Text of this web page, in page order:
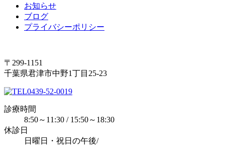
お知らせ
ブログ
プライバシーポリシー
〒299-1151
千葉県君津市中野1丁目25‐23
0439-52-0019
診療時間
8:50～11:30 / 15:50～18:30
休診日
日曜日・祝日の午後/